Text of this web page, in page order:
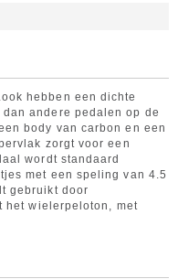
hebben een dichte
andere pedalen op de
body van carbon en een
zorgt voor een
wordt standaard
met een speling van 4.5
gebruikt door
het wielerpeloton, met